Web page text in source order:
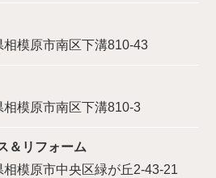
模原市南区下溝810-43
模原市南区下溝810-3
＆リフォーム
模原市中央区緑が丘2-43-21